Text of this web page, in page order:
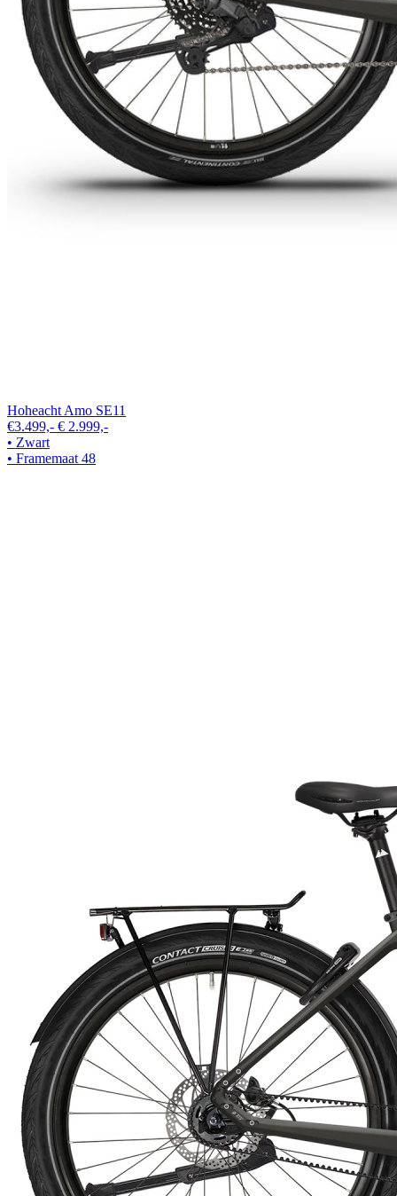
Hoheacht Amo SE11
€3.499,- € 2.999,-
• Zwart
• Framemaat 48